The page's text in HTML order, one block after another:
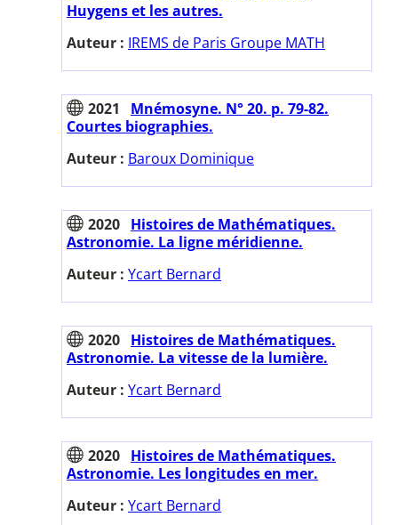
Huygens et les autres.
Auteur : IREMS de Paris Groupe MATH
2021
Mnémosyne. N° 20. p. 79-82.
Courtes biographies.
Auteur : Baroux Dominique
2020 Histoires de Mathématiques.
Astronomie. La ligne méridienne.
Auteur : Ycart Bernard
2020 Histoires de Mathématiques.
Astronomie. La vitesse de la lumière.
Auteur : Ycart Bernard
2020 Histoires de Mathématiques.
Astronomie. Les longitudes en mer.
Auteur : Ycart Bernard